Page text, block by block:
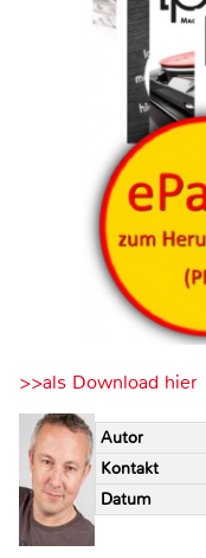
>>als Download hier
Autor
Kontakt
Datum